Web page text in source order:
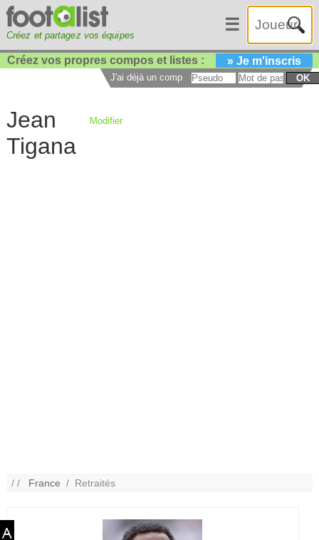
Créez et partagez vos équipes
☰
Créez vos propres compos et listes : » Je m'inscris
J'ai déjà un compte : OK
Jean
Tigana
Modifier
/ / France / Retraités